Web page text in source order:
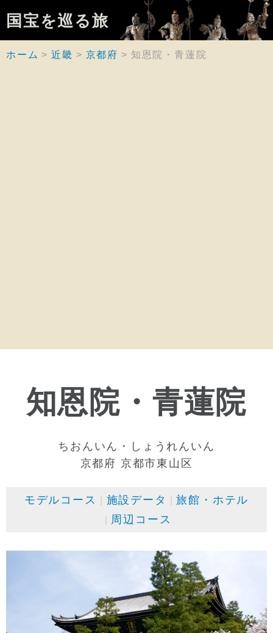
国宝を巡る旅
ホーム 近畿 京都府 知恩院・青蓮院
知恩院・青蓮院
ちおんいん・しょうれんいん
京都府 京都市東山区
モデルコース 施設データ
旅館・ホテル
周辺コース